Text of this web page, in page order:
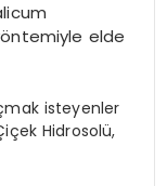
elde
isteyenler
Hidrosolü,